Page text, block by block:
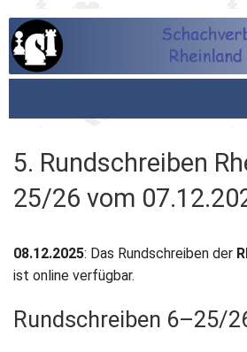
Schachjugend
5. Rundschreiben
25/26 vom
08.12.2025: Das Rundschreiben der
ist online verfügbar.
Rundschreiben 6–25/